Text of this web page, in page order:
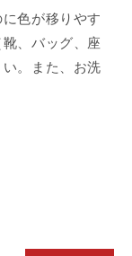
色が移りやす
、バッグ、座
。また、お洗